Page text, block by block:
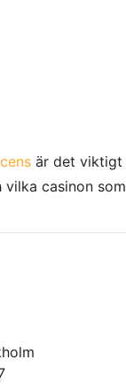
är det viktigt
casinon som